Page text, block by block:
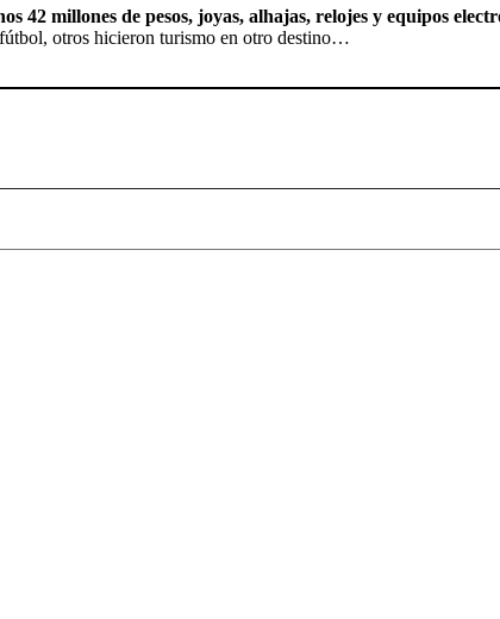
42 millones de pesos, joyas, alhajas, relojes y equipos
otros hicieron turismo en otro destino…